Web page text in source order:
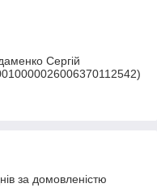
Сергій
за домовленістю